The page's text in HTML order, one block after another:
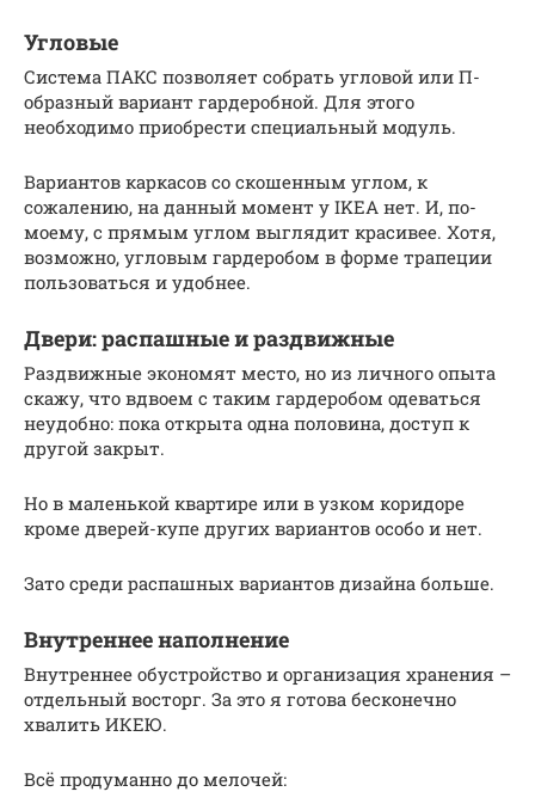
Угловые
Система ПАКС позволяет собрать угловой или П-
образный вариант гардеробной. Для этого
необходимо приобрести специальный модуль.
Вариантов каркасов со скошенным углом, к
сожалению, на данный момент у IKEA нет. И, по-
моему, с прямым углом выглядит красивее. Хотя,
возможно, угловым гардеробом в форме трапеции
пользоваться и удобнее.
Двери: распашные и раздвижные
Раздвижные экономят место, но из личного опыта
скажу, что вдвоем с таким гардеробом одеваться
неудобно: пока открыта одна половина, доступ к
другой закрыт.
Но в маленькой квартире или в узком коридоре
кроме дверей-купе других вариантов особо и нет.
Зато среди распашных вариантов дизайна больше.
Внутреннее наполнение
Внутреннее обустройство и организация хранения –
отдельный восторг. За это я готова бесконечно
хвалить ИКЕЮ.
Всё продуманно до мелочей: